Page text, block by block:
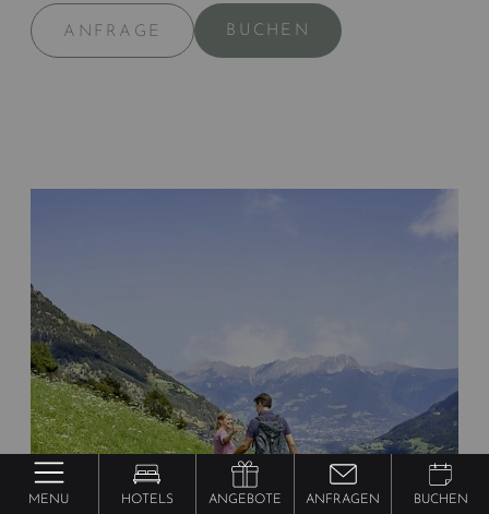
MENU HOTELS ANGEBOTE ANFRAGEN BUCHEN
ANFRAGE BUCHEN